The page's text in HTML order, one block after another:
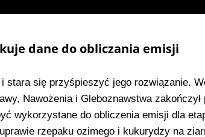
dane do obliczania emisji
stara się przyśpieszyć jego rozwiązanie.
Nawożenia i Gleboznawstwa zakończył
wykorzystane do obliczenia emisji dla
rzepaku ozimego i kukurydzy na